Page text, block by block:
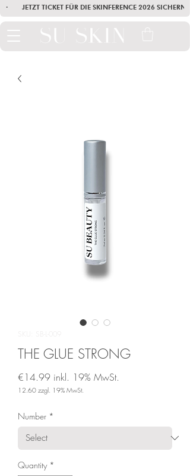
·        JETZT TICKET FÜR DIE SKINFERENCE 2026
THE GLUE STRONG
€14.99 inkl. 19% MwSt.
12.60 zzgl. 19% MwSt.
Number *
Quantity *